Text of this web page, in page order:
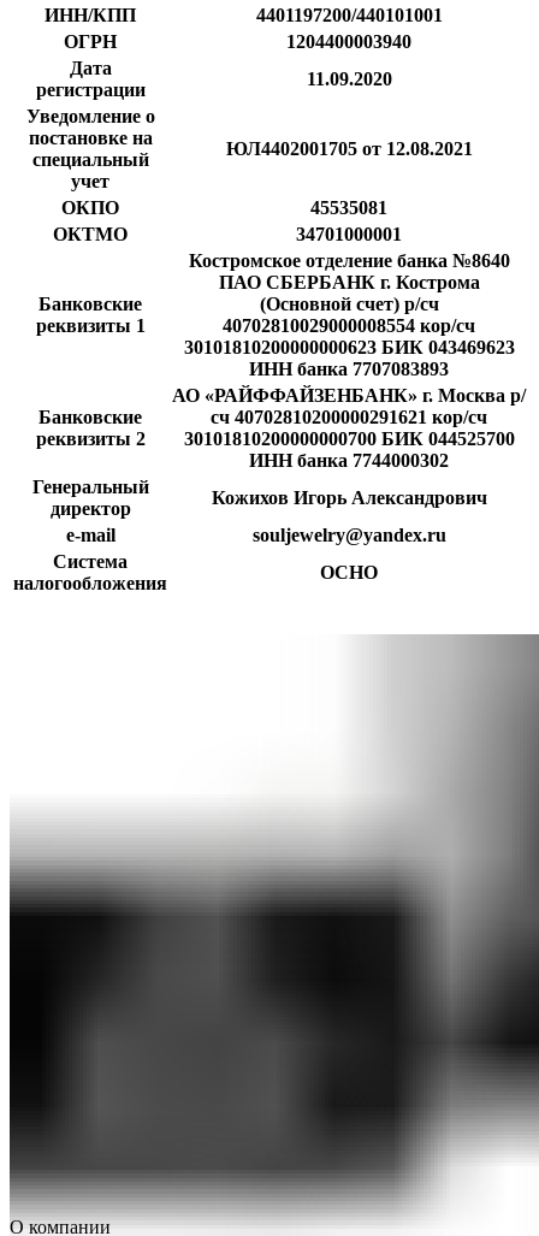
ИНН/КПП
4401197200/440101001
ОГРН
1204400003940
Дата
регистрации
11.09.2020
Уведомление о
постановке на
специальный
учет
ЮЛ4402001705 от 12.08.2021
ОКПО
45535081
ОКТМО
34701000001
Банковские
реквизиты 1
Костромское отделение банка №8640
ПАО СБЕРБАНК г. Кострома
(Основной счет) р/сч
40702810029000008554 кор/сч
30101810200000000623 БИК 043469623
ИНН банка 7707083893
Банковские
реквизиты 2
АО «РАЙФФАЙЗЕНБАНК» г. Москва р/
сч 40702810200000291621 кор/сч
30101810200000000700 БИК 044525700
ИНН банка 7744000302
Генеральный
директор
Кожихов Игорь Александрович
e-mail
souljewelry@yandex.ru
Система
налогообложения
ОСНО
О компании